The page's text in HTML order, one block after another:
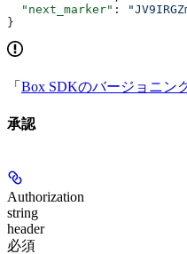
  "next_marker"
:
}
「 Box SDKのバージョニン
承認
Authorization
string
header
必須